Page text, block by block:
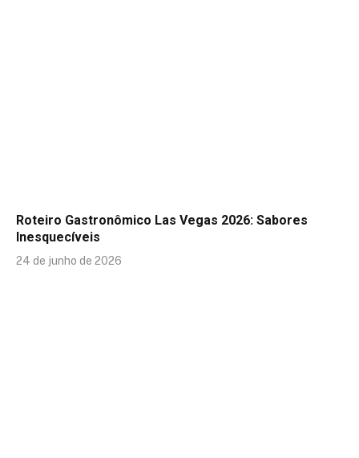
Roteiro Gastronômico Las Vegas 2026: Sabores
Inesquecíveis
24 de junho de 2026